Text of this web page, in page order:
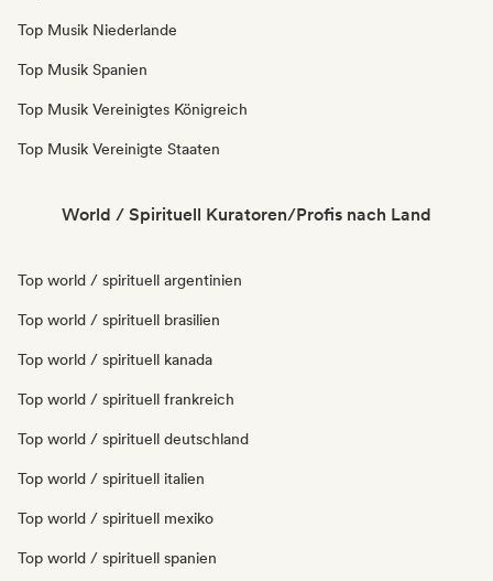
Top Musik Niederlande
Top Musik Spanien
Top Musik Vereinigtes Königreich
Top Musik Vereinigte Staaten
World / Spirituell Kuratoren/Profis nach Land
Top world / spirituell argentinien
Top world / spirituell brasilien
Top world / spirituell kanada
Top world / spirituell frankreich
Top world / spirituell deutschland
Top world / spirituell italien
Top world / spirituell mexiko
Top world / spirituell spanien